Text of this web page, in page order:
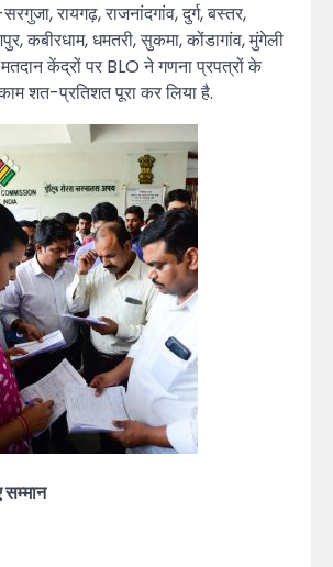
रायगढ़, राजनांदगांव, दुर्ग, बस्तर,
कबीरधाम, धमतरी, सुकमा, कोंडागांव, मुंगेली
केंद्रों पर BLO ने गणना प्रपत्रों के
शत-प्रतिशत पूरा कर लिया है.
सम्मान